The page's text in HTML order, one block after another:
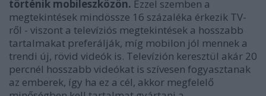
történik mobileszközön. Ezzel szemben a
megtekintések mindössze 16 százaléka érkezik TV-
ről - viszont a televíziós megtekintések a hosszabb
tartalmakat preferálják, míg mobilon jól mennek a
trendi új, rövid videók is. Televízión keresztül akár 20
percnél hosszabb videókat is szívesen fogyasztanak
az emberek, így ha ez a cél, akkor megfelelő